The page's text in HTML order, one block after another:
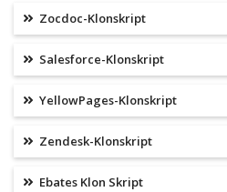
Zocdoc-Klonskript
Salesforce-Klonskript
YellowPages-Klonskript
Zendesk-Klonskript
Ebates Klon Skript